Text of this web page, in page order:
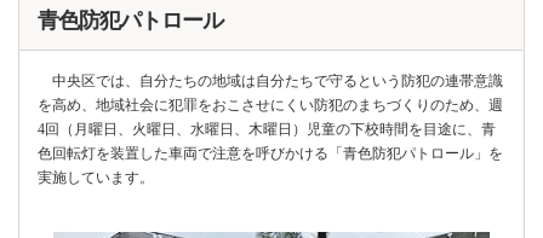
青色防犯パトロール
中央区では、自分たちの地域は自分たちで守るという防犯の連帯意識
を高め、地域社会に犯罪をおこさせにくい防犯のまちづくりのため、週
4回（月曜日、火曜日、水曜日、木曜日）児童の下校時間を目途に、青
色回転灯を装置した車両で注意を呼びかける「青色防犯パトロール」を
実施しています。